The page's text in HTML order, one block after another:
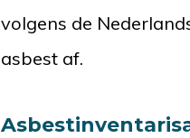
volgens de
asbest af.